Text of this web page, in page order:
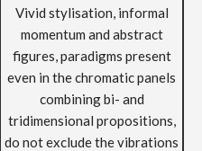
Vivid stylisation, informal
momentum and abstract
figures, paradigms present
even in the chromatic panels
combining bi- and
tridimensional propositions,
do not exclude the vibrations